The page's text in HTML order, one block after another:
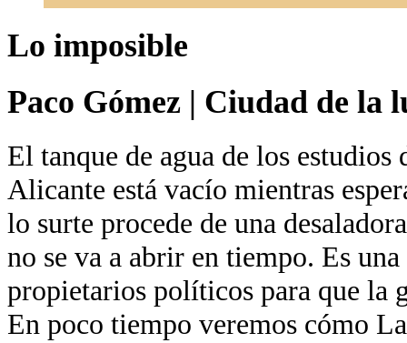
Lo imposible
Paco Gómez | Ciudad de la
El tanque de agua de los
Alicante está vacío mientras
lo surte procede de una
no se va a abrir en tiempo. Es
propietarios políticos para que la
En poco tiempo veremos cómo